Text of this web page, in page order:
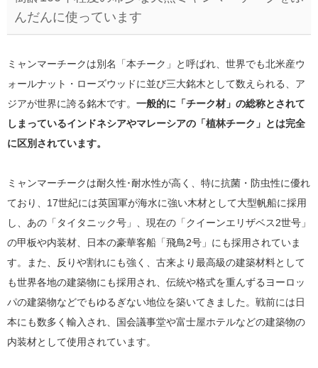
んだんに使っています
ミャンマーチークは別名「本チーク」と呼ばれ、世界でも北米産ウ
ォールナット・ローズウッドに並び三大銘木として数えられる、ア
ジアが世界に誇る銘木です。 一般的に「チーク材」の総称とされて
しまっているインドネシアやマレーシアの「植林チーク」とは完全
に区別されています。
ミャンマーチークは耐久性･耐水性が高く、特に抗菌・防虫性に優れ
ており、17世紀には英国軍が海水に強い木材として大型帆船に採用
し、あの「タイタニック号」、現在の「クイーンエリザベス2世号」
の甲板や内装材、日本の豪華客船「飛鳥2号」にも採用されていま
す。また、反りや割れにも強く、古来より最高級の建築材料として
も世界各地の建築物にも採用され、伝統や格式を重んずるヨーロッ
パの建築物などでもゆるぎない地位を築いてきました。戦前には日
本にも数多く輸入され、国会議事堂や富士屋ホテルなどの建築物の
内装材として使用されています。